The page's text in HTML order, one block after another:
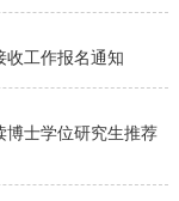
收工作报名通知
博士学位研究生推荐